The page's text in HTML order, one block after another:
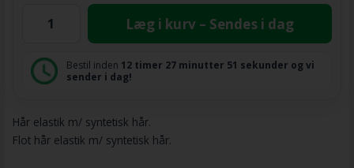
Læg i kurv – Sendes i dag
Bestil inden 12 timer 27 minutter 51 sekunder og vi
sender i dag!
Hår elastik m/ syntetisk hår.
Flot hår elastik m/ syntetisk hår.